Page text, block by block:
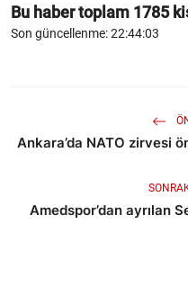
Bu haber toplam 1785
Son güncellenme: 22:44:03
Ankara’da NATO zirvesi
Amedspor’dan ayrılan